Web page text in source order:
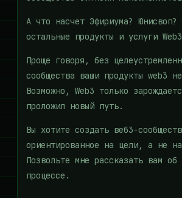
А что насчет Эфириума? Юнисвоп?
остальные продукты и услуги
Проще говоря, без
сообщества ваши продукты web3
Возможно, Web3 только
проложил новый путь.
Вы хотите создать веб3-
ориентированное на цели, а не
Позвольте мне рассказать вам об
процессе.